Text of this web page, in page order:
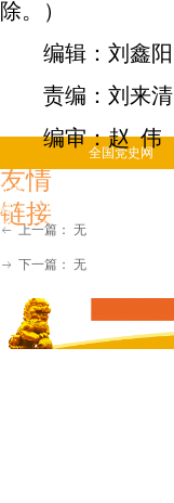
ꂃ 上一篇： 无
ꁹ 下一篇： 无
除。）
编辑：刘鑫阳
责编：刘来清
编审：赵 伟
友情
链接
全国党史网
中央 北京
建
江西
肃
宁夏